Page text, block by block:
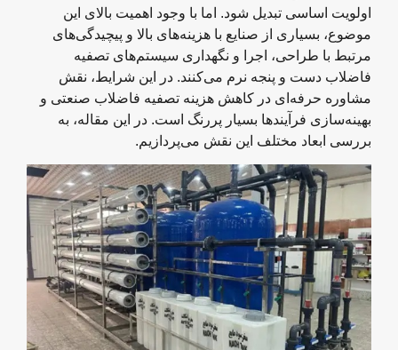
اولویت اساسی تبدیل شود. اما با وجود اهمیت بالای این
موضوع، بسیاری از صنایع با هزینه‌های بالا و پیچیدگی‌های
مرتبط با طراحی، اجرا و نگهداری سیستم‌های تصفیه
فاضلاب دست و پنجه نرم می‌کنند. در این شرایط، نقش
مشاوره حرفه‌ای در کاهش هزینه‌ تصفیه فاضلاب صنعتی و
بهینه‌سازی فرآیندها بسیار پررنگ است. در این مقاله، به
بررسی ابعاد مختلف این نقش می‌پردازیم.